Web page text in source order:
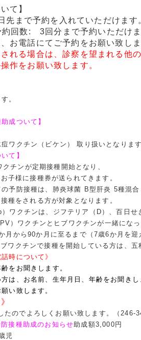
て】
まで予約を入れていただけます
約回数: 3回分まで予約いただけ
お電話にてご予約をお願い致し
れる場合は、診察を望まれる他
作をお願い致します。
。
成ついて】
ワクチン（ビケン） 取り扱いとなりま
て】
チンが定期接種開始となり、
子様に接種券が送られてきます。
予防接種は、肺炎球菌 B型肝炎 5種混
種をされる方が対象となります。
ワクチンは、ジフテリア（D）、百日
）ワクチンとヒブワクチンが一緒にな
月から90か月に至るまで（7歳6か月を
ワクチンで接種を開始している方は、
時について》
をお聞きします。
は、お名前、生年月日、年齢をお聞き
い致します。
のでよろしくお願い致します。
（246-
接種助成のお知らせ助成額3,000円
児